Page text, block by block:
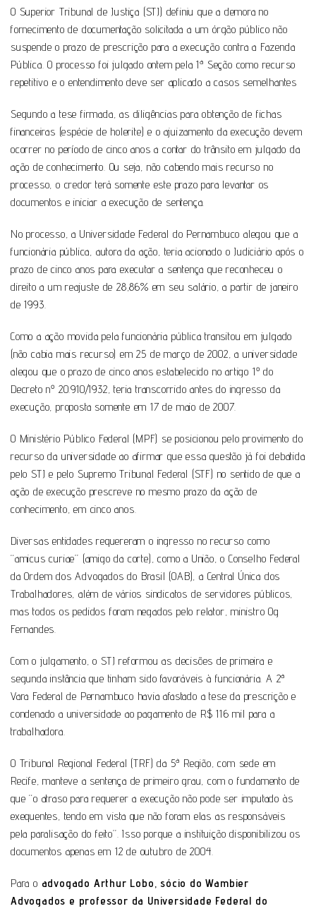
O Superior Tribunal de Justiça (STJ) definiu que a demora no
fornecimento de documentação solicitada a um órgão público não
suspende o prazo de prescrição para a execução contra a Fazenda
Pública. O processo foi julgado ontem pela 1ª Seção como recurso
repetitivo e o entendimento deve ser aplicado a casos semelhantes
Segundo a tese firmada, as diligências para obtenção de fichas
financeiras (espécie de holerite) e o ajuizamento da execução devem
ocorrer no período de cinco anos a contar do trânsito em julgado da
ação de conhecimento. Ou seja, não cabendo mais recurso no
processo, o credor terá somente este prazo para levantar os
documentos e iniciar a execução de sentença.
No processo, a Universidade Federal do Pernambuco alegou que a
funcionária pública, autora da ação, teria acionado o Judiciário após o
prazo de cinco anos para executar a sentença que reconheceu o
direito a um reajuste de 28,86% em seu salário, a partir de janeiro
de 1993.
Como a ação movida pela funcionária pública transitou em julgado
(não cabia mais recurso) em 25 de março de 2002, a universidade
alegou que o prazo de cinco anos estabelecido no artigo 1º do
Decreto nº 20.910/1932, teria transcorrido antes do ingresso da
execução, proposta somente em 17 de maio de 2007.
O Ministério Público Federal (MPF) se posicionou pelo provimento do
recurso da universidade ao afirmar que essa questão já foi debatida
pelo STJ e pelo Supremo Tribunal Federal (STF) no sentido de que a
ação de execução prescreve no mesmo prazo da ação de
conhecimento, em cinco anos.
Diversas entidades requereram o ingresso no recurso como
“amicus curiae” (amigo da corte), como a União, o Conselho Federal
da Ordem dos Advogados do Brasil (OAB), a Central Única dos
Trabalhadores, além de vários sindicatos de servidores públicos,
mas todos os pedidos foram negados pelo relator, ministro Og
Fernandes.
Com o julgamento, o STJ reformou as decisões de primeira e
segunda instância que tinham sido favoráveis à funcionária. A 2ª
Vara Federal de Pernambuco havia afastado a tese da prescrição e
condenado a universidade ao pagamento de R$ 116 mil para a
trabalhadora.
O Tribunal Regional Federal (TRF) da 5ª Região, com sede em
Recife, manteve a sentença de primeiro grau, com o fundamento de
que “o atraso para requerer a execução não pode ser imputado às
exequentes, tendo em vista que não foram elas as responsáveis
pela paralisação do feito”. Isso porque a instituição disponibilizou os
documentos apenas em 12 de outubro de 2004.
Para o advogado Arthur Lobo, sócio do Wambier
Advogados e professor da Universidade Federal do